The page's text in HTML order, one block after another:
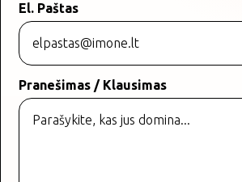
El. Paštas
Pranešimas / Klausimas